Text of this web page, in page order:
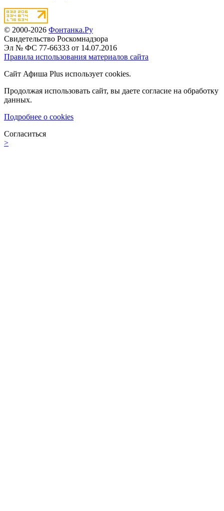
© 2000-2026 Фонтанка.Ру
Свидетельство Роскомнадзора
Эл № ФС 77-66333 от 14.07.2016
Правила использования материалов сайта
Сайт Афиша Plus использует cookies.
Продолжая использовать сайт, вы даете согласие на обработку
данных.
Подробнее о cookies
Согласиться
>